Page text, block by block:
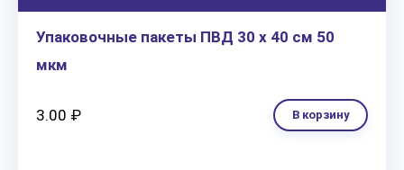
Упаковочные пакеты ПВД 30 х 40 см 50
мкм
3.00 ₽ В корзину